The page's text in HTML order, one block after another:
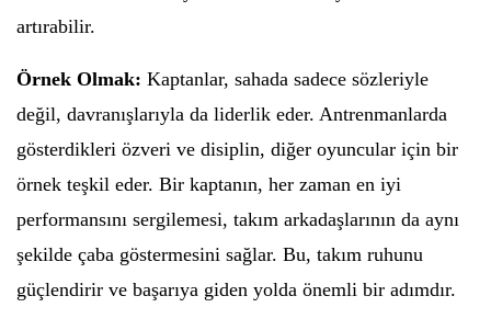
artırabilir.
Örnek Olmak: Kaptanlar, sahada sadece sözleriyle
değil, davranışlarıyla da liderlik eder. Antrenmanlarda
gösterdikleri özveri ve disiplin, diğer oyuncular için bir
örnek teşkil eder. Bir kaptanın, her zaman en iyi
performansını sergilemesi, takım arkadaşlarının da aynı
şekilde çaba göstermesini sağlar. Bu, takım ruhunu
güçlendirir ve başarıya giden yolda önemli bir adımdır.